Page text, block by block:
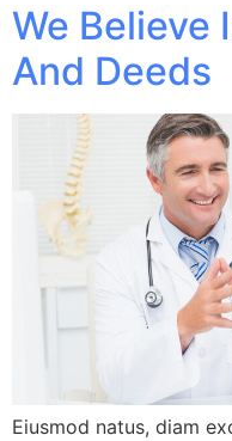
We Believe
And Deeds
Eiusmod natus, diam